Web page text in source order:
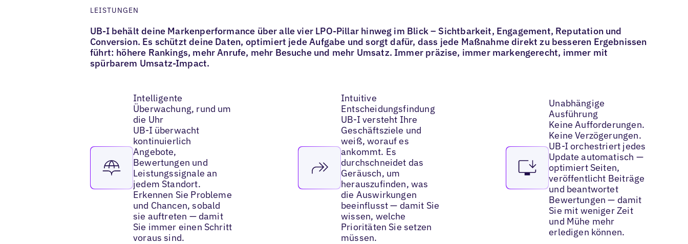
LEISTUNGEN
UB-I behält deine Markenperformance über alle vier LPO-Pillar hinweg im Blick – Sichtbarkeit, Engagement, Reputation und
Conversion. Es schützt deine Daten, optimiert jede Aufgabe und sorgt dafür, dass jede Maßnahme direkt zu besseren Ergebnissen
führt: höhere Rankings, mehr Anrufe, mehr Besuche und mehr Umsatz. Immer präzise, immer markengerecht, immer mit
spürbarem Umsatz-Impact.
Intelligente
Überwachung, rund um
die Uhr
UB-I überwacht
kontinuierlich
Angebote,
Bewertungen und
Leistungssignale an
jedem Standort.
Erkennen Sie Probleme
und Chancen, sobald
sie auftreten — damit
Sie immer einen Schritt
voraus sind.
Intuitive
Entscheidungsfindung
UB-I versteht Ihre
Geschäftsziele und
weiß, worauf es
ankommt. Es
durchschneidet das
Geräusch, um
herauszufinden, was
die Auswirkungen
beeinflusst — damit Sie
wissen, welche
Prioritäten Sie setzen
müssen.
Unabhängige
Ausführung
Keine Aufforderungen.
Keine Verzögerungen.
UB-I orchestriert jedes
Update automatisch —
optimiert Seiten,
veröffentlicht Beiträge
und beantwortet
Bewertungen — damit
Sie mit weniger Zeit
und Mühe mehr
erledigen können.